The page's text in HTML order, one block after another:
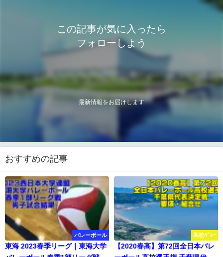
この記事が気に入ったら
フォローしよう
最新情報をお届けします
おすすめの記事
バレーボール
東海 2023春季リーグ｜東海大学
高校ﾊﾞﾚｰ
【2020春高】第72回全日本バレ